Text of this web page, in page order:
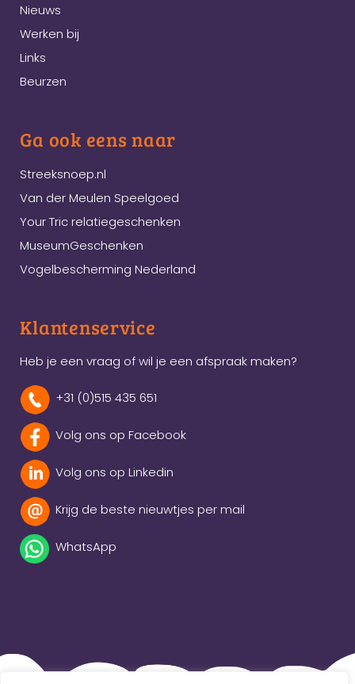
Nieuws
Werken bij
Links
Beurzen
Ga ook eens naar
Streeksnoep.nl
Van der Meulen Speelgoed
Your Tric relatiegeschenken
MuseumGeschenken
Vogelbescherming Nederland
Klantenservice
Heb je een vraag of wil je een afspraak maken?
+31 (0)515 435 651
Volg ons op Facebook
Volg ons op Linkedin
Krijg de beste nieuwtjes per mail
WhatsApp